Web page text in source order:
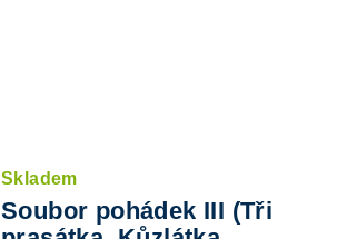
Skladem
Soubor pohádek III (Tři